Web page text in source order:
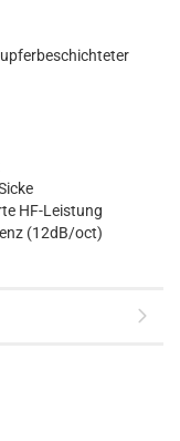
HF-Leistung
(12dB/oct)